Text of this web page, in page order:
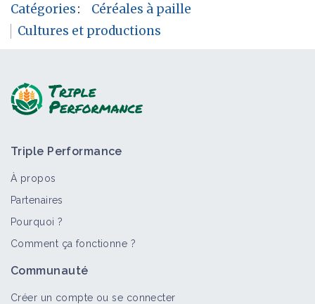
Catégories:
Céréales à paille
Cultures et productions
Triple Performance
À propos
Partenaires
Pourquoi ?
Comment ça fonctionne ?
Communauté
Créer un compte ou se connecter